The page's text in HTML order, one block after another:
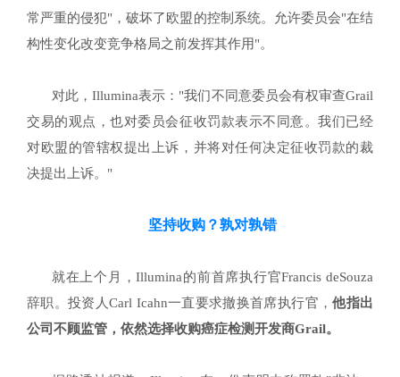
常严重的侵犯"，破坏了欧盟的控制系统。允许委员会"在结
构性变化改变竞争格局之前发挥其作用"。
对此，Illumina表示："我们不同意委员会有权审查Grail
交易的观点，也对委员会征收罚款表示不同意。我们已经
对欧盟的管辖权提出上诉，并将对任何决定征收罚款的裁
决提出上诉。"
坚持收购？孰对孰错
就在上个月，Illumina的前首席执行官Francis deSouza
辞职。投资人Carl Icahn一直要求撤换首席执行官，他指出
公司不顾监管，依然选择收购癌症检测开发商Grail。